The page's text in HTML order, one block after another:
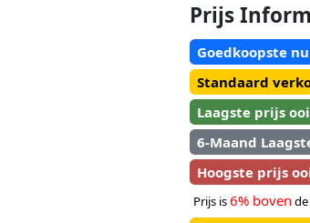
Prijs
Goedkoopste nu
Standaard
Laagste prijs
6-Maand
Hoogste prijs
Prijs is6% boven